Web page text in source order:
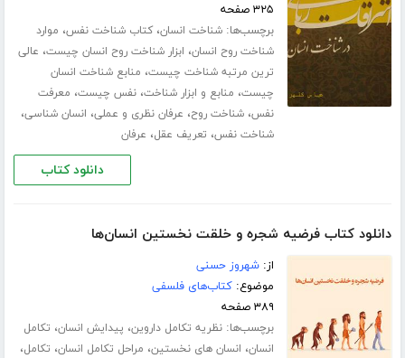
۳۲۵ صفحه
برچسب‌ها:شناخت انسان،کتاب شناخت نفس، موارد
شناخت روح انسان، ابزار شناخت روح انسان چیست، عالی
ترین مرتبه شناخت چیست، منابع شناخت انسان
چیست، منابع و ابزار شناخت،نفس چیست، معرفت
نفس،شناخت روح، عرفان نظری و عملی، انسان شناسی،
شناخت نفس، تعریف عقل، عرفان
دانلود کتاب
دانلود کتاب فرضیه شجره و خلقت نخستین انسان‌ها
از:شهروز حسنی
موضوع:کتاب‌های فلسفی
۳۸۹ صفحه
برچسب‌ها:نظریه تکامل داروین، پیدایش انسان، تکامل
انسان، انسان های نخستین، مراحل تکامل انسان، تکامل،